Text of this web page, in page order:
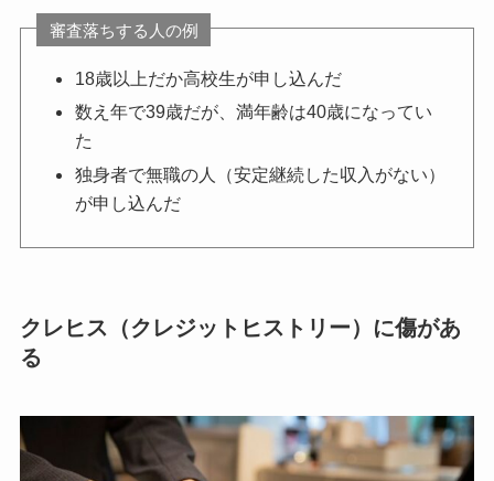
審査落ちする人の例
18歳以上だか高校生が申し込んだ
数え年で39歳だが、満年齢は40歳になってい
た
独身者で無職の人（安定継続した収入がない）
が申し込んだ
クレヒス（クレジットヒストリー）に傷があ
る